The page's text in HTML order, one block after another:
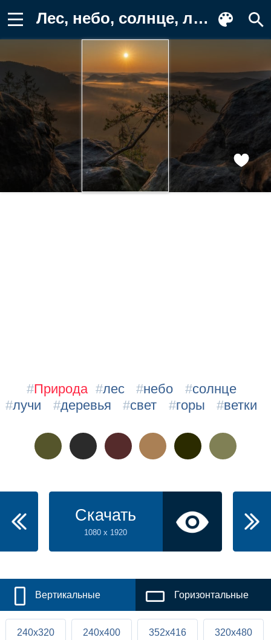
Лес, небо, солнце, лучи, деревья, свет Заставка на телефон
#Природа #лес #небо #солнце
#лучи #деревья #свет #горы #ветки
Скачать
1080 x 1920
Вертикальные Горизонтальные
240x320 240x400 352x416 320x480